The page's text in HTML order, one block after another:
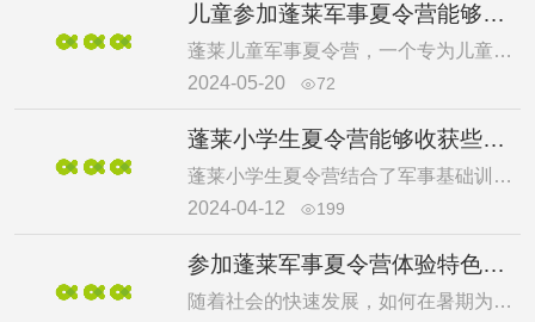
儿童参加蓬莱军事夏令营能够收获些什么？
蓬莱儿童军事夏令营，一个专为儿童量身打造的军事体验与教育相结合的独特营地。在这里，孩子们将接触到专业的军事训练，学习军事纪律和战术知识，同时，通过一系列的团队合作活动，他们的团队协作能力、领导能力和自我管理能力将得到显著提升。夏令营不仅注重孩子们的身体素质锻炼，更重视他们意志品质和爱国情怀的培养。通过军事化管理和多样化的活动，孩子们将在快乐中学习和成长，为未来的挑战和机遇做好充分准备。下面为大家介绍了蓬莱儿童军事夏令营收获，快来一起看看吧。
2024-05-20
72
蓬莱小学生夏令营能够收获些什么？
蓬莱小学生夏令营结合了军事基础训练与团队协作活动，旨在培养孩子们的纪律性、领导力和抗压能力。通过实战演练、战术游戏和体能测试，夏令营不仅强化了孩子们的体质，也提升了他们在团队中的协作精神和解决问题的能力。此外，夏令营还通过各种竞技和策略活动，加强孩子们的心理素质和战略思维。那么蓬莱小学生夏令营收获有什么？下面一起来看看吧。
2024-04-12
199
参加蓬莱军事夏令营体验特色课程
随着社会的快速发展，如何在暑期为青少年提供一个既能锻炼身心又能丰富知识的活动成为家长和教育者共同关注的问题。蓬莱军事夏令营的核心活动和教育目标，强调了参与该夏令营对青少年个人成长和团队协作能力提升的重要性。蓬莱军事夏令营的设计旨在让参与者在体验挑战的同时，了解中国的传统文化和革命历史，从而培养出具有责任感、使命感和文化自信的新时代青年。下面就一起来看看蓬莱军事夏令营特色吧。